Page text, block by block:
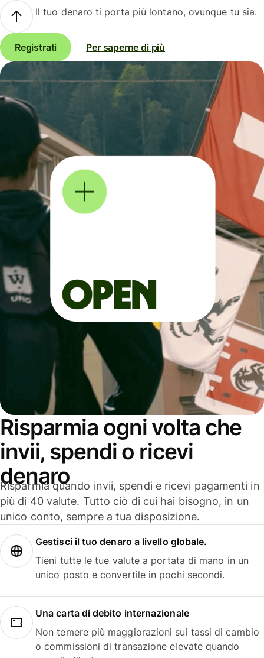
Il tuo denaro ti porta più lontano, ovunque tu sia.
Registrati Per saperne di più
Risparmia ogni volta che
invii, spendi o ricevi
denaro
Risparmia quando invii, spendi e ricevi pagamenti in
più di 40 valute. Tutto ciò di cui hai bisogno, in un
unico conto, sempre a tua disposizione.
Gestisci il tuo denaro a livello globale.
Tieni tutte le tue valute a portata di mano in un
unico posto e convertile in pochi secondi.
Una carta di debito internazionale
Non temere più maggiorazioni sui tassi di cambio
o commissioni di transazione elevate quando